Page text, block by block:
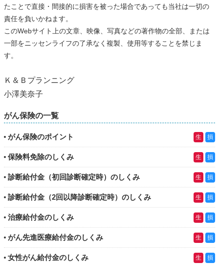
たことで直接・間接的に損害を被った場合であっても当社は一切の
責任を負いかねます。
このWebサイト上の文章、映像、写真などの著作物の全部、または
一部をニッセンライフの了承なく複製、使用等することを禁じま
す。
Ｋ＆Ｂプランニング
小澤美奈子
がん保険の一覧
がん保険のポイント 生 損
保険料免除のしくみ 生 損
診断給付金（初回診断確定時）のしくみ 生 損
診断給付金（2回以降診断確定時）のしくみ 生 損
治療給付金のしくみ 生 損
がん先進医療給付金のしくみ 生 損
女性がん給付金のしくみ 生 損